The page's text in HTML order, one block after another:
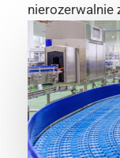
nierozerwalnie